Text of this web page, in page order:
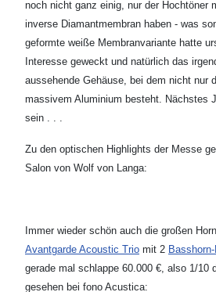
noch nicht ganz einig, nur der Hochtöner
inverse Diamantmembran haben - was
geformte weiße Membranvariante hatte
Interesse geweckt und natürlich das
aussehende Gehäuse, bei dem nicht nur
massivem Aluminium besteht. Nächstes
sein . . .
Zu den optischen Highlights der Messe
Salon von Wolf von Langa:
Immer wieder schön auch die großen
Avantgarde Acoustic Trio mit 2
gerade mal schlappe 60.000 €, also 1/10
gesehen bei fono Acustica: